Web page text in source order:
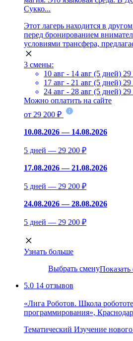
Сукко...
Этот лагерь находится в
перед бронированием
условиями трансфера,
3 смены:
10 авг - 14 авг (5 дней) 29
17 авг - 21 авг (5 дней) 29
24 авг - 28 авг (5 дней) 29
Можно оплатить на сайте
от 29 200 ₽
10.08.2026 — 14.08.2026
5 дней — 29 200 ₽
17.08.2026 — 21.08.2026
5 дней — 29 200 ₽
24.08.2026 — 28.08.2026
5 дней — 29 200 ₽
Узнать больше
Выбрать смену
5.0 14 отзывов
«Лига Роботов. Школа
программирования», Краснодар
Тематический Изучение нового